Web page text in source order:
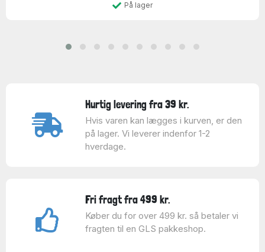
På lager
Hurtig levering fra 39 kr.
Hvis varen kan lægges i kurven, er den
på lager. Vi leverer indenfor 1-2
hverdage.
Fri fragt fra 499 kr.
Køber du for over 499 kr. så betaler vi
fragten til en GLS pakkeshop.